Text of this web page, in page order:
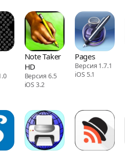
Note Taker
HD
Версия 6.5
iOS 3.2
Pages
Версия 1.7.1
iOS 5.1